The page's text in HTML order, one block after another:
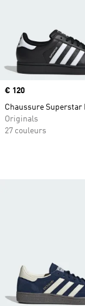
Prix
€ 120
Chaussure Superstar II
Originals
27 couleurs